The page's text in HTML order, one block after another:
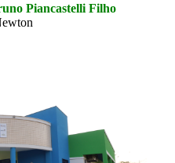
Piancastelli Filho